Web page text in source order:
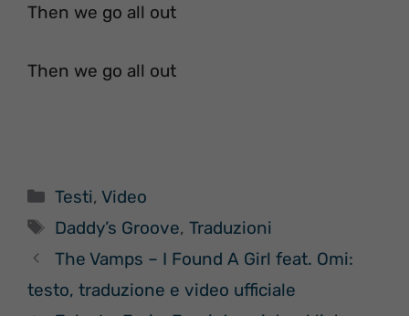
Then we go all out
Then we go all out
Categorie
Testi,Video
Tag
Daddy’s Groove,Traduzioni
The Vamps – I Found A Girl feat. Omi:
testo, traduzione e video ufficiale